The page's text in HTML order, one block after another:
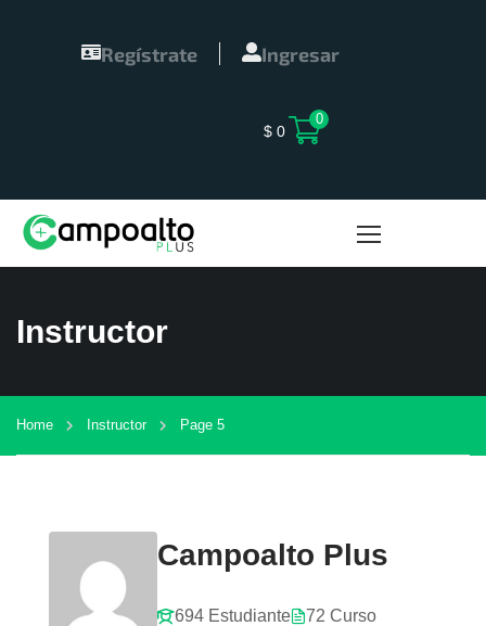
Regístrate Ingresar
$ 0
0
Instructor
Home Instructor Page 5
Campoalto Plus
694 Estudiante 72 Curso